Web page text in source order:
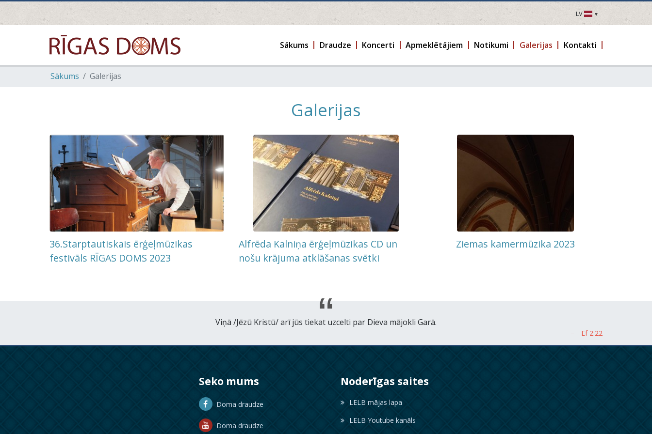
LV
LV
FR
Sākums Draudze Koncerti Apmeklētājiem Notikumi Galerijas Kontakti
Sākums Galerijas
Galerijas
36.Starptautiskais ērģeļmūzikas
festivāls RĪGAS DOMS 2023
Alfrēda Kalniņa ērģeļmūzikas CD un
nošu krājuma atklāšanas svētki
Ziemas kamermūzika 2023
Viņā /Jēzū Kristū/ arī jūs tiekat uzcelti par Dieva mājokli Garā.
Seko mums
Doma draudze
Doma draudze
Noderīgas saites
LELB mājas lapa
LELB Youtube kanāls